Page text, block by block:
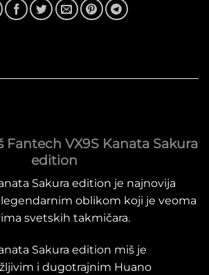
Fantech VX9S Kanata Sakura
edition
Sakura edition je najnovija
legendarnim oblikom koji je veoma
svetskih takmičara.
Sakura edition miš je
i dugotrajnim Huano